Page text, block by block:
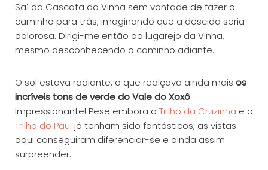
Saí da Cascata da Vinha sem vontade de fazer o
caminho para trás, imaginando que a descida seria
dolorosa. Dirigi-me então ao lugarejo da Vinha,
mesmo desconhecendo o caminho adiante.
O sol estava radiante, o que realçava ainda mais os
incríveis tons de verde do Vale do Xoxô.
Impressionante! Pese embora o Trilho da Cruzinha e o
Trilho do Paul já tenham sido fantásticos, as vistas
aqui conseguiram diferenciar-se e ainda assim
surpreender.